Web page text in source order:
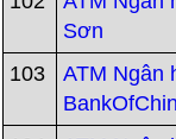
Sơn
103
ATM Ngân